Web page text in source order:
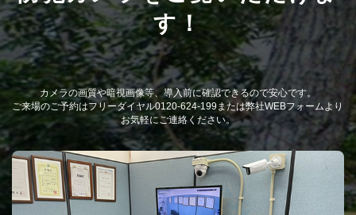
す！
カメラの画質や暗視画像等、導入前に確認できるので安心です。
ご来場のご予約はフリーダイヤル0120-624-199または弊社WEBフォームより
お気軽にご連絡ください。